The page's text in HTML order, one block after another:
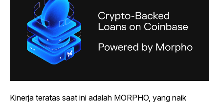
Kinerja teratas saat ini adalah MORPHO, yang naik